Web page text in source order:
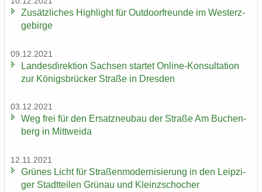
Zu­sätz­li­ches High­light für Out­door­freun­de im West­erz­
ge­bir­ge
09.12.2021
Lan­des­di­rek­ti­on Sach­sen star­tet Online-​Konsultation
zur Kö­nigs­brü­cker Stra­ße in Dres­den
03.12.2021
Weg frei für den Er­satz­neu­bau der Stra­ße Am Bu­chen­
berg in Mitt­wei­da
12.11.2021
Grü­nes Licht für Stra­ßen­mo­der­ni­sie­rung in den Leip­zi­
ger Stadt­tei­len Grün­au und Kleinzschoch­er